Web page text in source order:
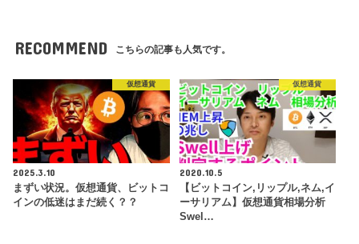
RECOMMEND こちらの記事も人気です。
仮想通貨
2025.3.10
まずい状況。仮想通貨、ビットコ
インの低迷はまだ続く？？
仮想通貨
2020.10.5
【ビットコイン,リップル,ネム,イ
ーサリアム】仮想通貨相場分析
Swel…